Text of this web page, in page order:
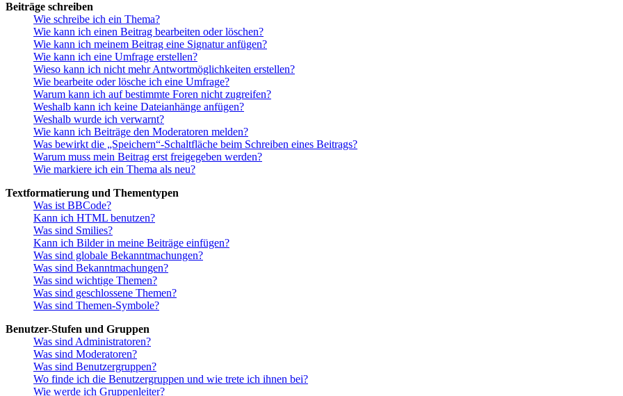
Beiträge schreiben
Wie schreibe ich ein Thema?
Wie kann ich einen Beitrag bearbeiten oder löschen?
Wie kann ich meinem Beitrag eine Signatur anfügen?
Wie kann ich eine Umfrage erstellen?
Wieso kann ich nicht mehr Antwortmöglichkeiten erstellen?
Wie bearbeite oder lösche ich eine Umfrage?
Warum kann ich auf bestimmte Foren nicht zugreifen?
Weshalb kann ich keine Dateianhänge anfügen?
Weshalb wurde ich verwarnt?
Wie kann ich Beiträge den Moderatoren melden?
Was bewirkt die „Speichern“-Schaltfläche beim Schreiben eines Beitrags?
Warum muss mein Beitrag erst freigegeben werden?
Wie markiere ich ein Thema als neu?
Textformatierung und Thementypen
Was ist BBCode?
Kann ich HTML benutzen?
Was sind Smilies?
Kann ich Bilder in meine Beiträge einfügen?
Was sind globale Bekanntmachungen?
Was sind Bekanntmachungen?
Was sind wichtige Themen?
Was sind geschlossene Themen?
Was sind Themen-Symbole?
Benutzer-Stufen und Gruppen
Was sind Administratoren?
Was sind Moderatoren?
Was sind Benutzergruppen?
Wo finde ich die Benutzergruppen und wie trete ich ihnen bei?
Wie werde ich Gruppenleiter?